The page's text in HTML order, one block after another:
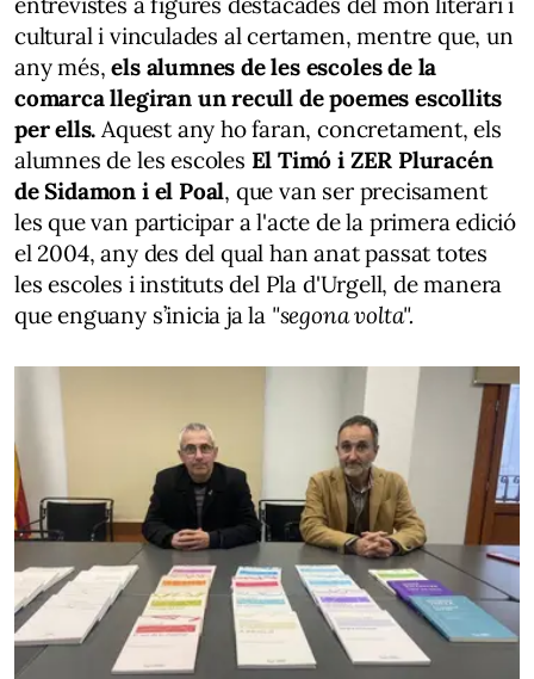
cultural i vinculades al certamen, mentre que, un
any més,els alumnes de les escoles de la
comarca llegiran un recull de poemes escollits
per ells. Aquest any ho faran, concretament, els
alumnes de les escoles El Timó i ZER Pluracén
de Sidamon i el Poal, que van ser precisament
les que van participar a l'acte de la primera edició
el 2004, any des del qual han anat passat totes
les escoles i instituts del Pla d'Urgell, de manera
que enguany s’inicia ja la "segona volta".